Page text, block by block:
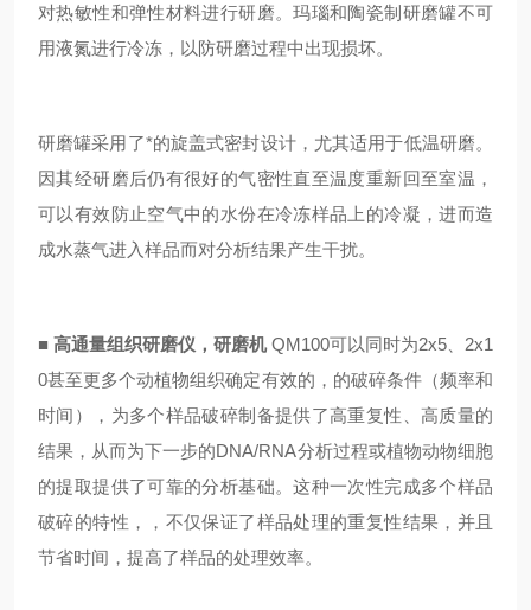
对热敏性和弹性材料进行研磨。玛瑙和陶瓷制研磨罐不可
用液氮进行冷冻，以防研磨过程中出现损坏。
研磨罐采用了*的旋盖式密封设计，尤其适用于低温研磨。
因其经研磨后仍有很好的气密性直至温度重新回至室温，
可以有效防止空气中的水份在冷冻样品上的冷凝，进而造
成水蒸气进入样品而对分析结果产生干扰。
■ 高通量组织研磨仪，研磨机QM100可以同时为2x5、2x1
0甚至更多个动植物组织确定有效的，的破碎条件（频率和
时间），为多个样品破碎制备提供了高重复性、高质量的
结果，从而为下一步的DNA/RNA分析过程或植物动物细胞
的提取提供了可靠的分析基础。这种一次性完成多个样品
破碎的特性，，不仅保证了样品处理的重复性结果，并且
节省时间，提高了样品的处理效率。